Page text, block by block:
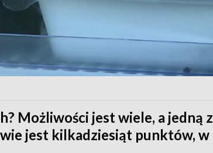
Możliwości jest wiele, a jedną z
jest kilkadziesiąt punktów, w